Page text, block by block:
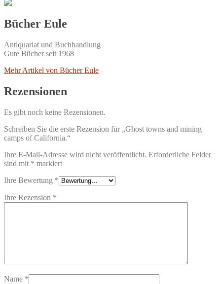
Bücher Eule
Antiquariat und Buchhandlung
Gute Bücher seit 1968
Mehr Artikel von Bücher Eule
Rezensionen
Es gibt noch keine Rezensionen.
Schreiben Sie die erste Rezension für „Ghost towns and mining
camps of California.“
Ihre E-Mail-Adresse wird nicht veröffentlicht. Erforderliche Felder
sind mit * markiert
Ihre Bewertung *
Ihre Rezension *
Name *